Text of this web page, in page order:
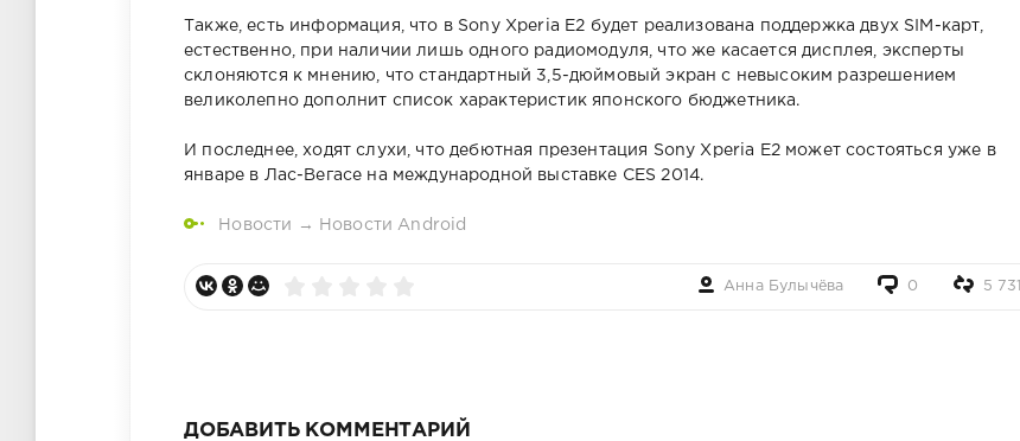
Также, есть информация, что в Sony Xperia E2 будет реализована поддержка двух SIM-карт,
естественно, при наличии лишь одного радиомодуля, что же касается дисплея, эксперты
склоняются к мнению, что стандартный 3,5-дюймовый экран с невысоким разрешением
великолепно дополнит список характеристик японского бюджетника.
И последнее, ходят слухи, что дебютная презентация Sony Xperia E2 может состояться уже в
январе в Лас-Вегасе на международной выставке CES 2014.
Новости → Новости Android
Анна Булычёва 0 5 731
ДОБАВИТЬ КОММЕНТАРИЙ